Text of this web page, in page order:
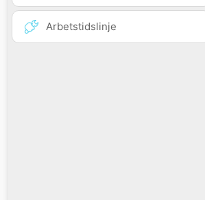
Arbetstidslinje